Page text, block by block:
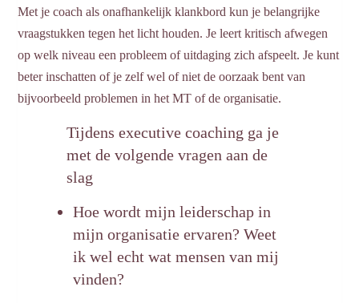
Met je coach als onafhankelijk klankbord kun je belangrijke
vraagstukken tegen het licht houden. Je leert kritisch afwegen
op welk niveau een probleem of uitdaging zich afspeelt. Je kunt
beter inschatten of je zelf wel of niet de oorzaak bent van
bijvoorbeeld problemen in het MT of de organisatie.
Tijdens executive coaching ga je
met de volgende vragen aan de
slag
Hoe wordt mijn leiderschap in
mijn organisatie ervaren? Weet
ik wel echt wat mensen van mij
vinden?